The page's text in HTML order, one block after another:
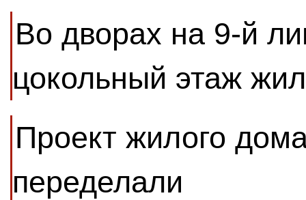
Во дворах на 9-й
цокольный этаж
Проект жилого
переделали